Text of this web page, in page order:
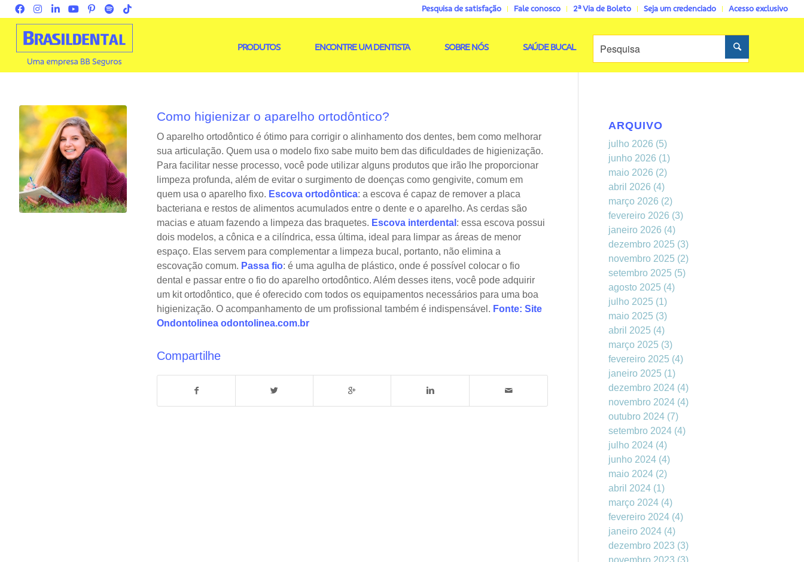
Pesquisa de satisfação Fale conosco 2ª Via de Boleto Seja um credenciado Acesso exclusivo
PRODUTOS ENCONTRE UM DENTISTA SOBRE NÓS SAÚDE BUCAL
Como higienizar o aparelho ortodôntico?
O aparelho ortodôntico é ótimo para corrigir o alinhamento dos dentes, bem como melhorar
sua articulação. Quem usa o modelo fixo sabe muito bem das dificuldades de higienização.
Para facilitar nesse processo, você pode utilizar alguns produtos que irão lhe proporcionar
limpeza profunda, além de evitar o surgimento de doenças como gengivite, comum em
quem usa o aparelho fixo. Escova ortodôntica: a escova é capaz de remover a placa
bacteriana e restos de alimentos acumulados entre o dente e o aparelho. As cerdas são
macias e atuam fazendo a limpeza das braquetes. Escova interdental : essa escova possui
dois modelos, a cônica e a cilíndrica, essa última, ideal para limpar as áreas de menor
espaço. Elas servem para complementar a limpeza bucal, portanto, não elimina a
escovação comum. Passa fio: é uma agulha de plástico, onde é possível colocar o fio
dental e passar entre o fio do aparelho ortodôntico. Além desses itens, você pode adquirir
um kit ortodôntico, que é oferecido com todos os equipamentos necessários para uma boa
higienização. O acompanhamento de um profissional também é indispensável. Fonte: Site
Ondontolinea odontolinea.com.br
Compartilhe
ARQUIVO
julho 2026 (5)
junho 2026 (1)
maio 2026 (2)
abril 2026 (4)
março 2026 (2)
fevereiro 2026 (3)
janeiro 2026 (4)
dezembro 2025 (3)
novembro 2025 (2)
setembro 2025 (5)
agosto 2025 (4)
julho 2025 (1)
maio 2025 (3)
abril 2025 (4)
março 2025 (3)
fevereiro 2025 (4)
janeiro 2025 (1)
dezembro 2024 (4)
novembro 2024 (4)
outubro 2024 (7)
setembro 2024 (4)
julho 2024 (4)
junho 2024 (4)
maio 2024 (2)
abril 2024 (1)
março 2024 (4)
fevereiro 2024 (4)
janeiro 2024 (4)
dezembro 2023 (3)
novembro 2023 (3)